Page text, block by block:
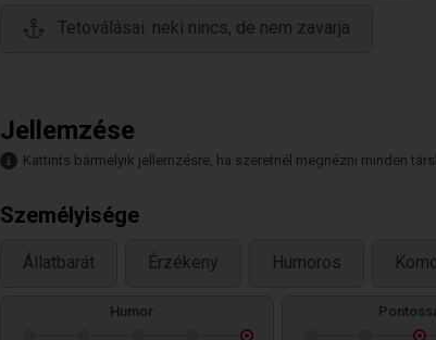
Tetoválásai: neki nincs, de nem zavarja
Jellemzése
Kattints bármelyik jellemzésre, ha szeretnél megnézni minden
Személyisége
Állatbarát Érzékeny Humoros
Humor